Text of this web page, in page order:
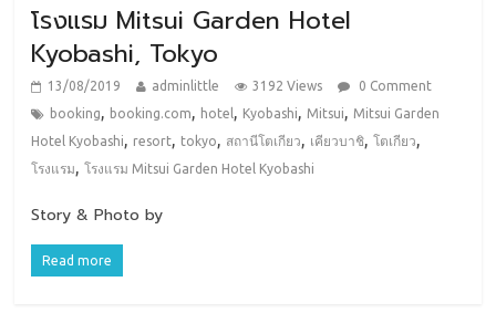
โรงแรม Mitsui Garden Hotel
Kyobashi, Tokyo
13/08/2019 adminlittle 3192 Views
0 Comment
booking
booking.com hotel Kyobashi Mitsui
Mitsui Garden
Hotel Kyobashi
resort tokyo สถานีโตเกียว เคียวบาชิ ,โตเกียว
โรงแรม ,โรงแรม Mitsui Garden Hotel Kyobashi
Story & Photo by
Read more